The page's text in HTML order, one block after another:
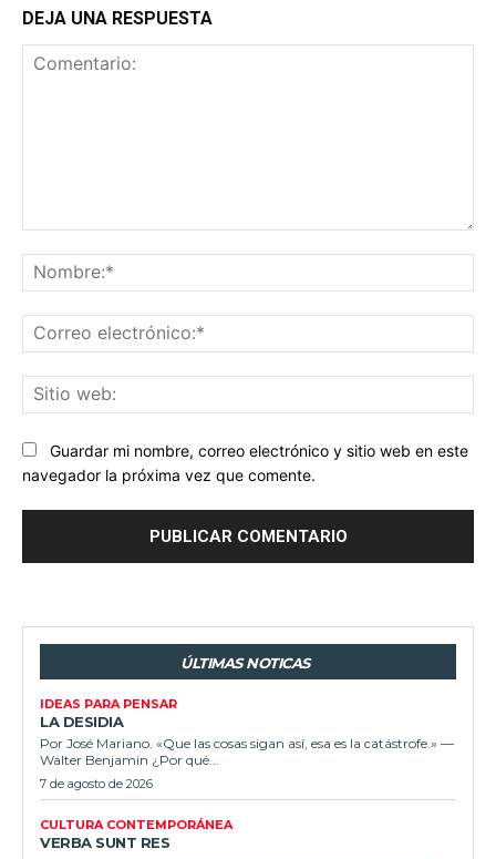
DEJA UNA RESPUESTA
Guardar mi nombre, correo electrónico y sitio web en este
navegador la próxima vez que comente.
ÚLTIMAS NOTICAS
IDEAS PARA PENSAR
LA DESIDIA
Por José Mariano. «Que las cosas sigan así, esa es la catástrofe.» —
Walter Benjamin ¿Por qué...
7 de agosto de 2026
CULTURA CONTEMPORÁNEA
VERBA SUNT RES